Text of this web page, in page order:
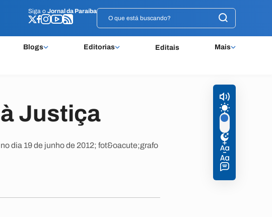
Siga o Jornal da Paraíba
Blogs Editorias Editais Mais
Siga o Jornal da Paraíba
Justiça
dia 19 de junho de 2012; fot&oacute;grafo